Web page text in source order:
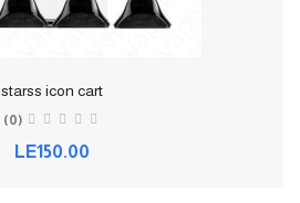
starss icon cart
(0)
LE150.00